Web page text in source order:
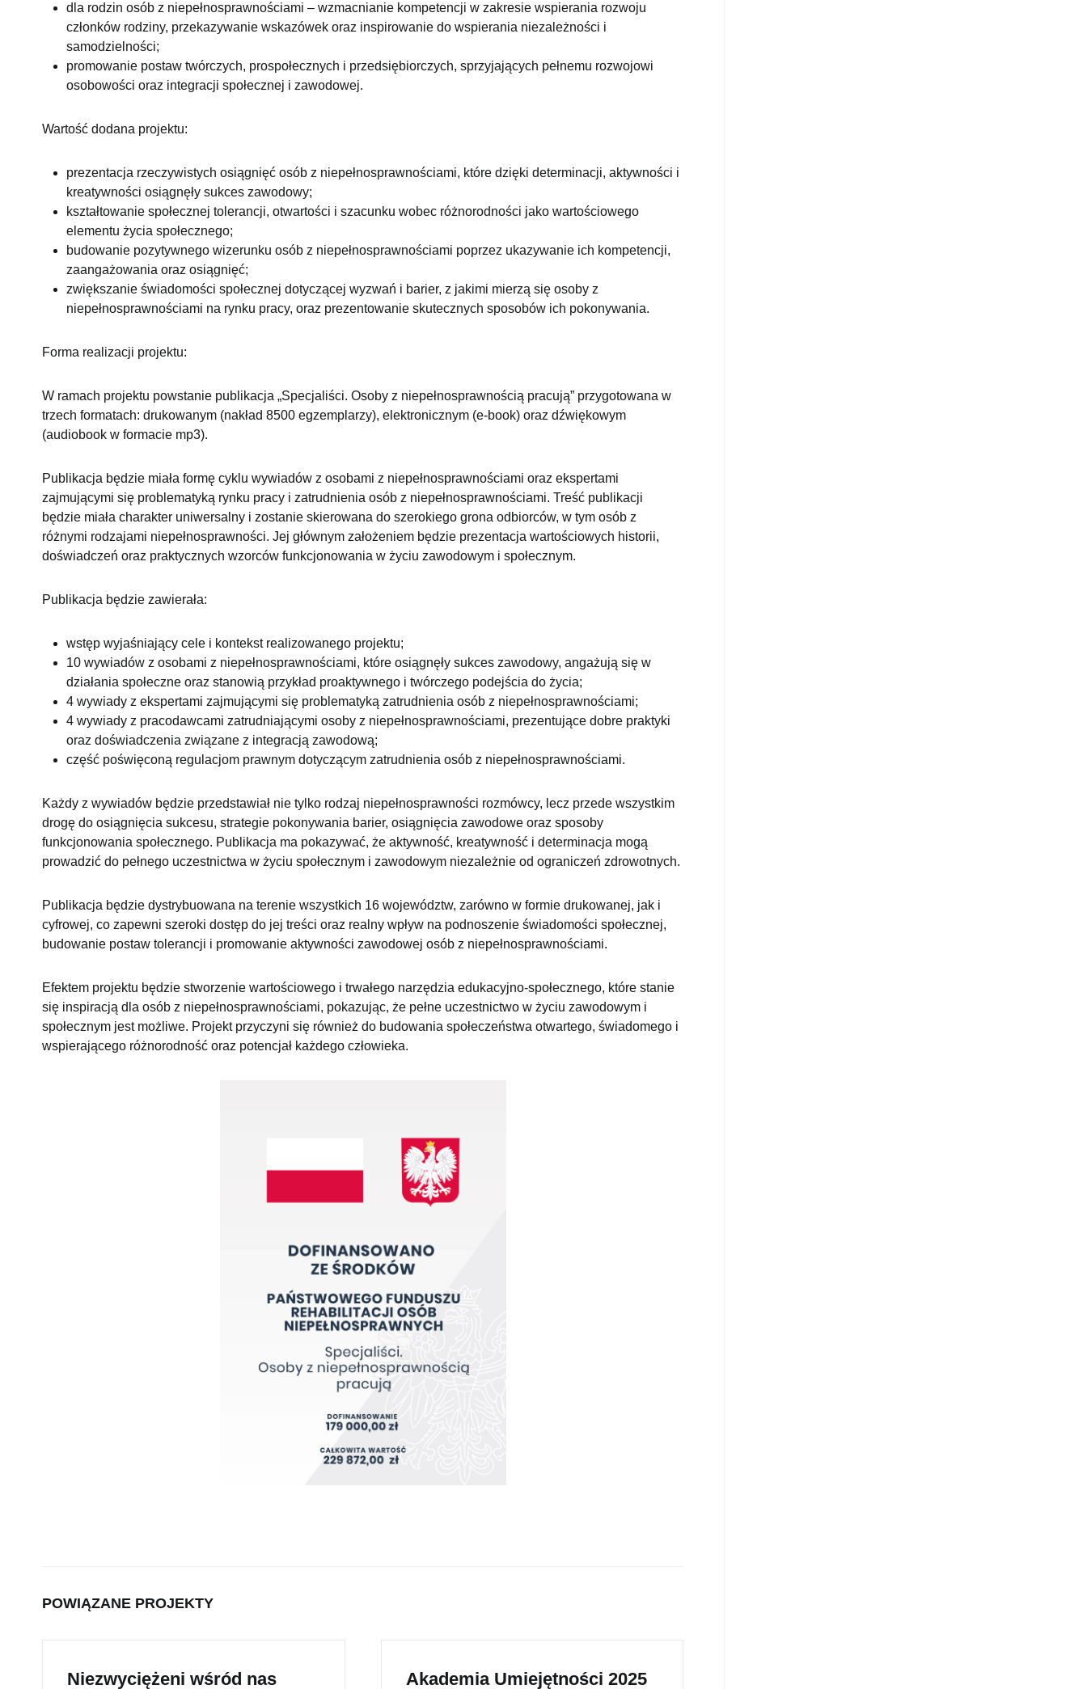
dla rodzin osób z niepełnosprawnościami – wzmacnianie kompetencji w zakresie wspierania rozwoju
członków rodziny, przekazywanie wskazówek oraz inspirowanie do wspierania niezależności i
samodzielności;
promowanie postaw twórczych, prospołecznych i przedsiębiorczych, sprzyjających pełnemu rozwojowi
osobowości oraz integracji społecznej i zawodowej.
Wartość dodana projektu:
prezentacja rzeczywistych osiągnięć osób z niepełnosprawnościami, które dzięki determinacji, aktywności i
kreatywności osiągnęły sukces zawodowy;
kształtowanie społecznej tolerancji, otwartości i szacunku wobec różnorodności jako wartościowego
elementu życia społecznego;
budowanie pozytywnego wizerunku osób z niepełnosprawnościami poprzez ukazywanie ich kompetencji,
zaangażowania oraz osiągnięć;
zwiększanie świadomości społecznej dotyczącej wyzwań i barier, z jakimi mierzą się osoby z
niepełnosprawnościami na rynku pracy, oraz prezentowanie skutecznych sposobów ich pokonywania.
Forma realizacji projektu:
W ramach projektu powstanie publikacja „Specjaliści. Osoby z niepełnosprawnością pracują” przygotowana w
trzech formatach: drukowanym (nakład 8500 egzemplarzy), elektronicznym (e-book) oraz dźwiękowym
(audiobook w formacie mp3).
Publikacja będzie miała formę cyklu wywiadów z osobami z niepełnosprawnościami oraz ekspertami
zajmującymi się problematyką rynku pracy i zatrudnienia osób z niepełnosprawnościami. Treść publikacji
będzie miała charakter uniwersalny i zostanie skierowana do szerokiego grona odbiorców, w tym osób z
różnymi rodzajami niepełnosprawności. Jej głównym założeniem będzie prezentacja wartościowych historii,
doświadczeń oraz praktycznych wzorców funkcjonowania w życiu zawodowym i społecznym.
Publikacja będzie zawierała:
wstęp wyjaśniający cele i kontekst realizowanego projektu;
10 wywiadów z osobami z niepełnosprawnościami, które osiągnęły sukces zawodowy, angażują się w
działania społeczne oraz stanowią przykład proaktywnego i twórczego podejścia do życia;
4 wywiady z ekspertami zajmującymi się problematyką zatrudnienia osób z niepełnosprawnościami;
4 wywiady z pracodawcami zatrudniającymi osoby z niepełnosprawnościami, prezentujące dobre praktyki
oraz doświadczenia związane z integracją zawodową;
część poświęconą regulacjom prawnym dotyczącym zatrudnienia osób z niepełnosprawnościami.
Każdy z wywiadów będzie przedstawiał nie tylko rodzaj niepełnosprawności rozmówcy, lecz przede wszystkim
drogę do osiągnięcia sukcesu, strategie pokonywania barier, osiągnięcia zawodowe oraz sposoby
funkcjonowania społecznego. Publikacja ma pokazywać, że aktywność, kreatywność i determinacja mogą
prowadzić do pełnego uczestnictwa w życiu społecznym i zawodowym niezależnie od ograniczeń zdrowotnych.
Publikacja będzie dystrybuowana na terenie wszystkich 16 województw, zarówno w formie drukowanej, jak i
cyfrowej, co zapewni szeroki dostęp do jej treści oraz realny wpływ na podnoszenie świadomości społecznej,
budowanie postaw tolerancji i promowanie aktywności zawodowej osób z niepełnosprawnościami.
Efektem projektu będzie stworzenie wartościowego i trwałego narzędzia edukacyjno-społecznego, które stanie
się inspiracją dla osób z niepełnosprawnościami, pokazując, że pełne uczestnictwo w życiu zawodowym i
społecznym jest możliwe. Projekt przyczyni się również do budowania społeczeństwa otwartego, świadomego i
wspierającego różnorodność oraz potencjał każdego człowieka.
POWIĄZANE PROJEKTY
Niezwyciężeni wśród nas Akademia Umiejętności 2025